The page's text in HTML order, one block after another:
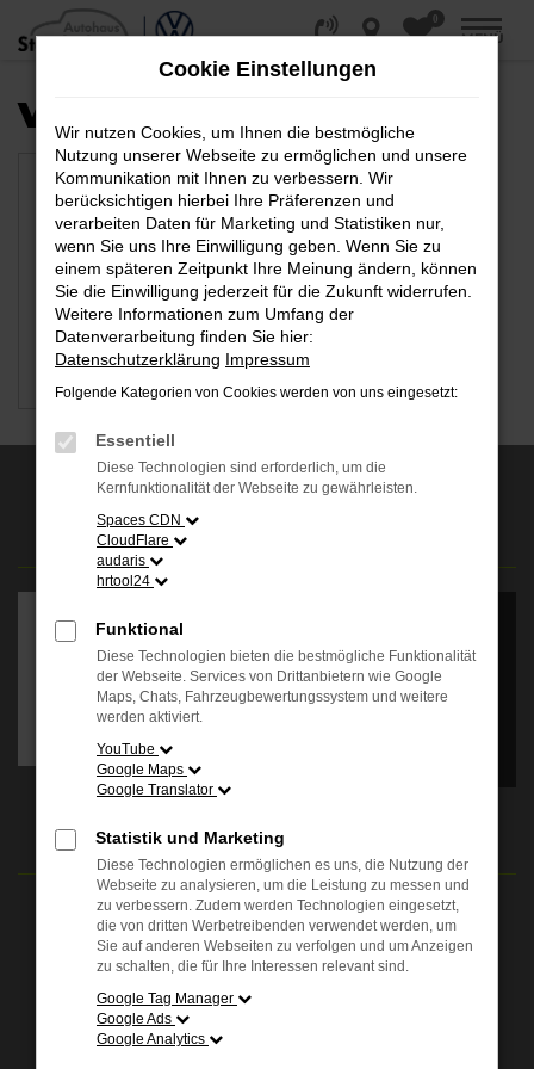
Zum
Hauptinhalt
0
MENÜ
VERFÜGBARE MARKEN
AUSZEICHNUNGEN
Daten an Dritte
weitergegeben werden.
Wenn Sie damit
ÖFFNUNGSZEITEN
Verkauf:
Mo. - Fr.: 08.00 - 18.00 Uhr
Sa.: 09.00 - 13.00 Uhr
Service:
Mo. - Fr.: 07.00 - 18.00 Uhr
Sa.: 09.00 - 13.00 Uhr
Cookie Einstellungen
Wir nutzen Cookies, um Ihnen die bestmögliche
Nutzung unserer Webseite zu ermöglichen und unsere
Kommunikation mit Ihnen zu verbessern. Wir
berücksichtigen hierbei Ihre Präferenzen und
verarbeiten Daten für Marketing und Statistiken nur,
wenn Sie uns Ihre Einwilligung geben. Wenn Sie zu
einem späteren Zeitpunkt Ihre Meinung ändern, können
Sie die Einwilligung jederzeit für die Zukunft widerrufen.
Weitere Informationen zum Umfang der
Datenverarbeitung finden Sie hier:
Datenschutzerklärung Impressum
Folgende Kategorien von Cookies werden von uns eingesetzt:
Essentiell
Diese Technologien sind erforderlich, um die
Kernfunktionalität der Webseite zu gewährleisten.
Spaces CDN
CloudFlare
audaris
hrtool24
Funktional
Diese Technologien bieten die bestmögliche Funktionalität
der Webseite. Services von Drittanbietern wie Google
Maps, Chats, Fahrzeugbewertungssystem und weitere
werden aktiviert.
YouTube
Google Maps
Google Translator
Statistik und Marketing
Diese Technologien ermöglichen es uns, die Nutzung der
Webseite zu analysieren, um die Leistung zu messen und
zu verbessern. Zudem werden Technologien eingesetzt,
die von dritten Werbetreibenden verwendet werden, um
Sie auf anderen Webseiten zu verfolgen und um Anzeigen
zu schalten, die für Ihre Interessen relevant sind.
Google Tag Manager
Google Ads
Google Analytics